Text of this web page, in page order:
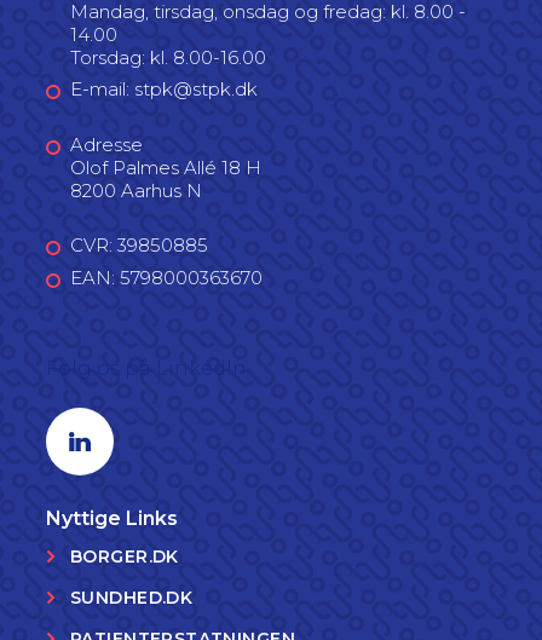
Mandag, tirsdag, onsdag og fredag: kl. 8.00 -
14.00
Torsdag: kl. 8.00-16.00
E-mail: stpk@stpk.dk
Adresse
Olof Palmes Allé 18 H
8200 Aarhus N
CVR: 39850885
EAN: 5798000363670
Linkedin profil
Nyttige Links
BORGER.DK
SUNDHED.DK